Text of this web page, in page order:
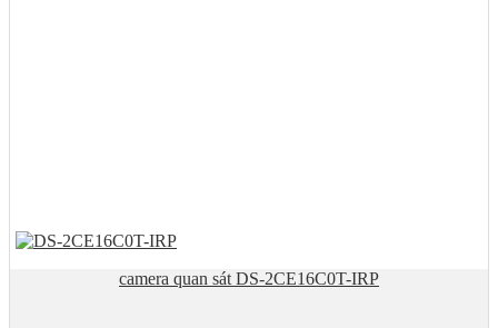
camera quan sát DS-2CE16C0T-IRP